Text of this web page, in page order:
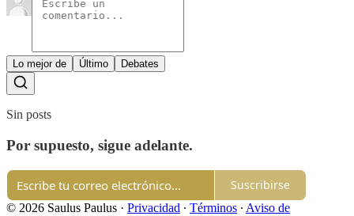
Lo mejor de Último Debates
Sin posts
Por supuesto, sigue adelante.
Suscribirse
© 2026 Saulus Paulus · Privacidad ∙ Términos ∙ Aviso de